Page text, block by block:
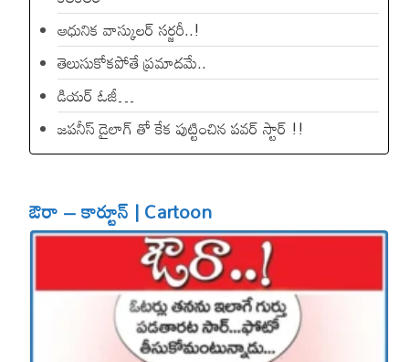
ఆధునిక వాస్కులర్ సర్జరీ..!
తెలుసుకోకపోతే ప్రమాదమే..
డియ‌ర్ ఓజీ…
జపనీస్ డైలాగ్ తో కేక పుట్టించిన ప‌వ‌ర్ స్టార్ !!
ఔరా – కార్టూన్ | Cartoon